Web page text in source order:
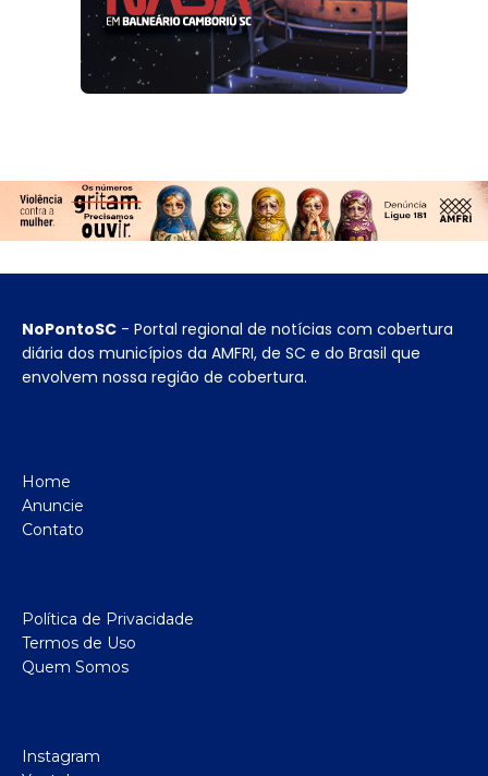
NoPontoSC - Portal regional de notícias com cobertura
diária dos municípios da AMFRI, de SC e do Brasil que
envolvem nossa região de cobertura.
Home
Anuncie
Contato
Política de Privacidade
Termos de Uso
Quem Somos
Instagram